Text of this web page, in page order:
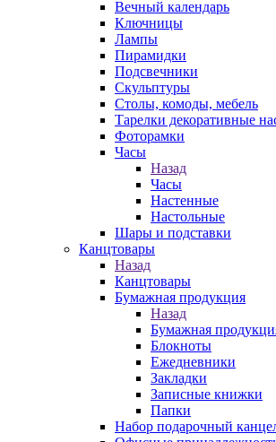
Вечный календарь
Ключницы
Лампы
Пирамидки
Подсвечники
Скульптуры
Столы, комоды, мебель
Тарелки декоративные
Фоторамки
Часы
Назад
Часы
Настенные
Настольные
Шары и подставки
Канцтовары
Назад
Канцтовары
Бумажная продукция
Назад
Бумажная
Блокноты
Ежедневники
Закладки
Записные книжки
Папки
Набор подарочный